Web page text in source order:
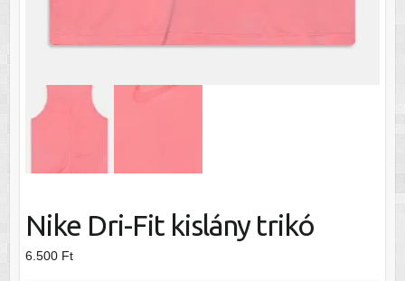
Nike Dri-Fit kislány trikó
6.500 Ft